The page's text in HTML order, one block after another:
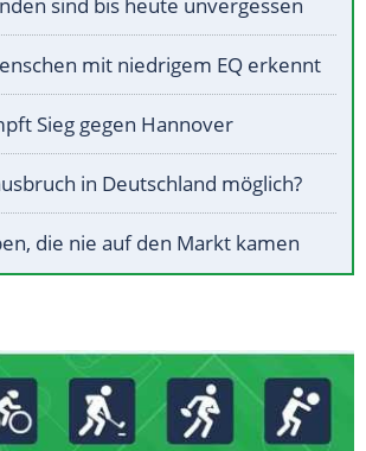
sind bis heute unvergessen
mit niedrigem EQ erkennt
Sieg gegen Hannover
in Deutschland möglich?
die nie auf den Markt kamen